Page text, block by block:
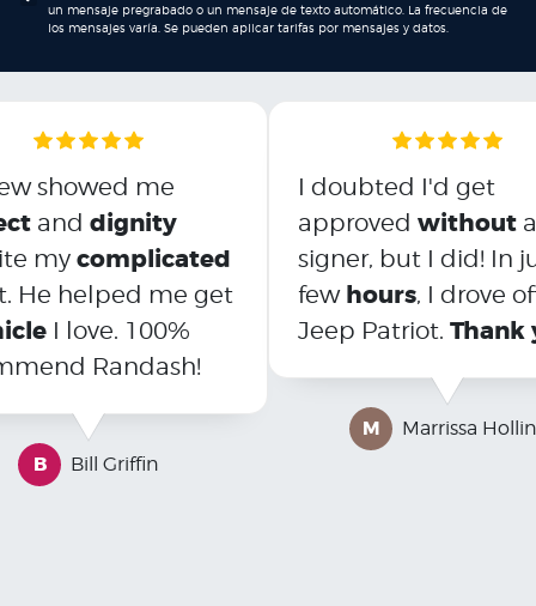
un mensaje pregrabado o un mensaje de texto automático. La frecuencia de
los mensajes varía. Se pueden aplicar tarifas por mensajes y datos.
showed me
and dignity
my complicated
He helped me get
I love. 100%
Randash!
B Bill Griffin
I doubted I'd get
approved without
signer, but I did! In
few hours, I drove
Jeep Patriot. Thank
M Marrissa